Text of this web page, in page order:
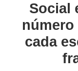
Social
número
cada